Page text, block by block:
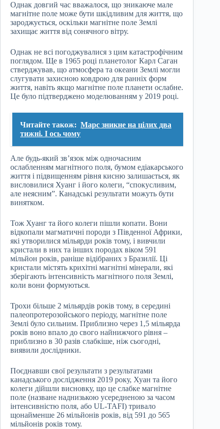
Однак довгий час вважалося, що зникаюче мале
магнітне поле може бути шкідливим для життя, що
зароджується, оскільки магнітне поле Землі
захищає життя від сонячного вітру.
Однак не всі погоджувалися з цим катастрофічним
поглядом. Ще в 1965 році планетолог Карл Саган
стверджував, що атмосфера та океани Землі могли
слугувати захисною ковдрою для ранніх форм
життя, навіть якщо магнітне поле планети ослабне.
Це було підтверджено моделюванням у 2019 році.
Читайте також: Марс зникне на цілих два
тижні. І ось чому
Але будь-який зв’язок між одночасним
ослабленням магнітного поля, бумом едіакарського
життя і підвищенням рівня кисню залишається, як
висловилися Хуанг і його колеги, “спокусливим,
але неясним”. Канадські результати можуть бути
винятком.
Тож Хуанг та його колеги пішли копати. Вони
відкопали магматичні породи з Південної Африки,
які утворилися мільярди років тому, і вивчили
кристали в них та інших породах віком 591
мільйон років, раніше відібраних з Бразилії. Ці
кристали містять крихітні магнітні мінерали, які
зберігають інтенсивність магнітного поля Землі,
коли вони формуються.
Трохи більше 2 мільярдів років тому, в середині
палеопротерозойського періоду, магнітне поле
Землі було сильним. Приблизно через 1,5 мільярда
років воно впало до свого найнижчого рівня –
приблизно в 30 разів слабкіше, ніж сьогодні,
виявили дослідники.
Поєднавши свої результати з результатами
канадського дослідження 2019 року, Хуан та його
колеги дійшли висновку, що це слабке магнітне
поле (назване наднизькою усередненою за часом
інтенсивністю поля, або UL-TAFI) тривало
щонайменше 26 мільйонів років, від 591 до 565
мільйонів років тому.